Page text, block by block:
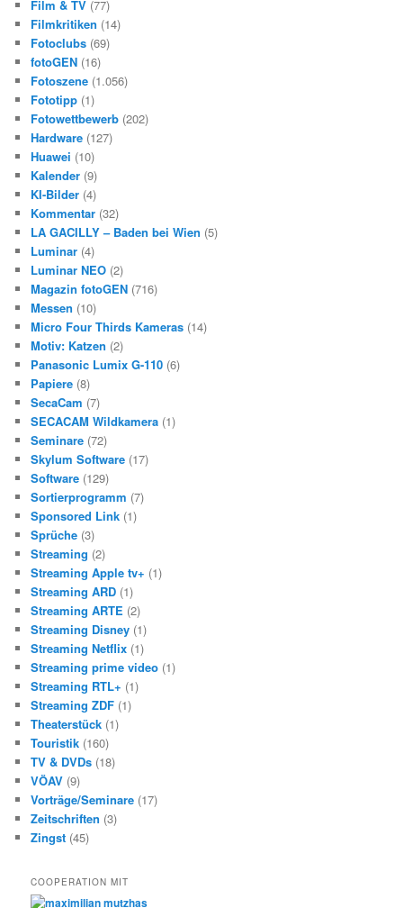
Film & TV (77)
Filmkritiken (14)
Fotoclubs (69)
fotoGEN (16)
Fotoszene (1.056)
Fototipp (1)
Fotowettbewerb (202)
Hardware (127)
Huawei (10)
Kalender (9)
KI-Bilder (4)
Kommentar (32)
LA GACILLY – Baden bei Wien (5)
Luminar (4)
Luminar NEO (2)
Magazin fotoGEN (716)
Messen (10)
Micro Four Thirds Kameras (14)
Motiv: Katzen (2)
Panasonic Lumix G-110 (6)
Papiere (8)
SecaCam (7)
SECACAM Wildkamera (1)
Seminare (72)
Skylum Software (17)
Software (129)
Sortierprogramm (7)
Sponsored Link (1)
Sprüche (3)
Streaming (2)
Streaming Apple tv+ (1)
Streaming ARD (1)
Streaming ARTE (2)
Streaming Disney (1)
Streaming Netflix (1)
Streaming prime video (1)
Streaming RTL+ (1)
Streaming ZDF (1)
Theaterstück (1)
Touristik (160)
TV & DVDs (18)
VÖAV (9)
Vorträge/Seminare (17)
Zeitschriften (3)
Zingst (45)
COOPERATION MIT